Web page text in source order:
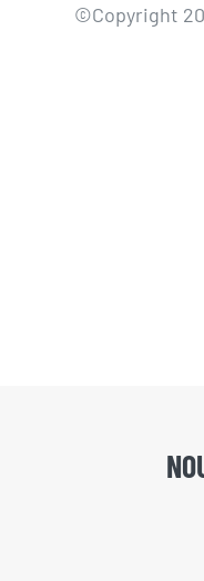
©Copyright